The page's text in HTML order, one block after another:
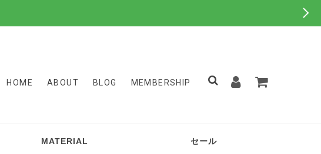
HOME ABOUT BLOG MEMBERSHIP
MATERIAL セール